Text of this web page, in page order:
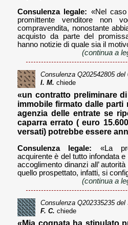
Consulenza legale: «Nel
promittente venditore non
compravendita, nonostante
acquisto da parte del
hanno notizie di quale sia il
(continua a
Consulenza Q202542805del
I. M. chiede
«un contratto preliminare
immobile firmato dalle parti
agenzia delle entrate se
caparra errato ( euro
versati) potrebbe essere
Consulenza legale: «La
acquirente è del tutto infondata
accoglimento dinanzi all’
quello prospettato, infatti, si
(continua a
Consulenza Q202335235del
F. C. chiede
«Mia cognata ha stipulato